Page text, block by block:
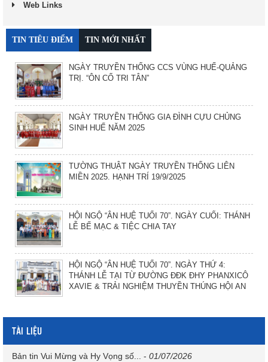
Web Links
TIN TIÊU ĐIỂM TIN MỚI NHẤT
NGÀY TRUYỀN THỐNG CCS VÙNG HUẾ-QUẢNG
TRỊ. “ÔN CỐ TRI TÂN”
NGÀY TRUYỀN THỐNG GIA ĐÌNH CỰU CHỦNG
SINH HUẾ NĂM 2025
TƯỜNG THUẬT NGÀY TRUYỀN THỐNG LIÊN
MIỀN 2025. HẠNH TRÍ 19/9/2025
HỘI NGỘ “ÂN HUỆ TUỔI 70”. NGÀY CUỐI: THÁNH
LỄ BẾ MẠC & TIỆC CHIA TAY
HỘI NGỘ “ÂN HUỆ TUỔI 70”. NGÀY THỨ 4:
THÁNH LỄ TẠI TỪ ĐƯỜNG ĐĐK ĐHY PHANXICÔ
XAVIE & TRẢI NGHIỆM THUYỀN THÚNG HỘI AN
TÀI LIỆU
Bản tin Vui Mừng và Hy Vọng số... - 01/07/2026